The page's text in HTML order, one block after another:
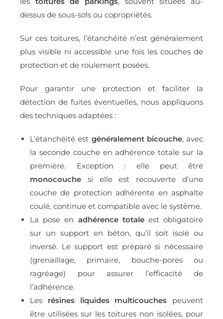
dessus de sous-sols ou copropriétés.
Sur ces toitures, l’étanchéité n’est généralement
plus visible ni accessible une fois les couches de
protection et de roulement posées.
Pour garantir une protection et faciliter la
détection de fuites éventuelles, nous appliquons
des techniques adaptées :
L’étanchéité est généralement bicouche, avec
la seconde couche en adhérence totale sur la
première. Exception : elle peut être
monocouche si elle est recouverte d’une
couche de protection adhérente en asphalte
coulé, continue et compatible avec le système.
La pose en adhérence totaleest obligatoire
sur un support en béton, qu’il soit isolé ou
inversé. Le support est préparé si nécessaire
(grenaillage, primaire, bouche-pores ou
ragréage) pour assurer l’efficacité de
l’adhérence.
Les résines liquides multicouches peuvent
être utilisées sur les toitures non isolées, pour